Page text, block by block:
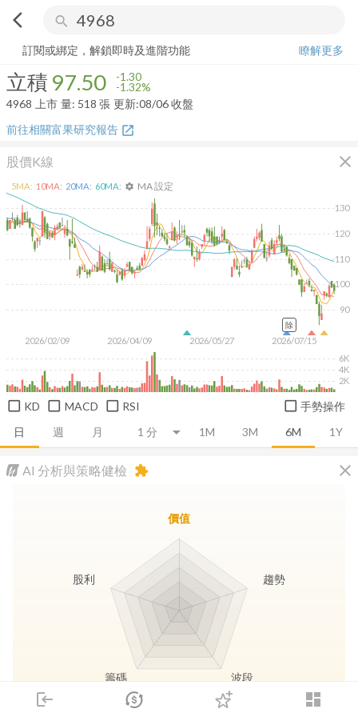
arrow_back_ios search
login dashboard
市場 登入
立積 97.50-1.32%
訂閱或綁定，解鎖即時及進階功能
瞭解更多
立積 97.50 -1.30
-1.32%
4968
上市 量: 518 張 更新:08/06 收盤
前往相關富果研究報告 open_in_new
股價K線 close
日 週 月 1M 3M 6M 1Y
2026/02/09 2026/04/09 2026/05/27 2026/07/15
90
100
110
120
130
2K
4K
6K
5MA: 10MA: 20MA: 60MA: settings MA 設定
除
KD MACD RSI 手勢操作
AI 分析與策略健檢 close
extension
價值
趨勢
波段
籌碼
股利